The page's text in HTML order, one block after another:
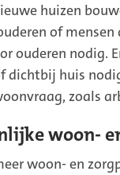
huizen
of
ouderen nodig.
dichtbij huis
zoals
woon-
woon- en